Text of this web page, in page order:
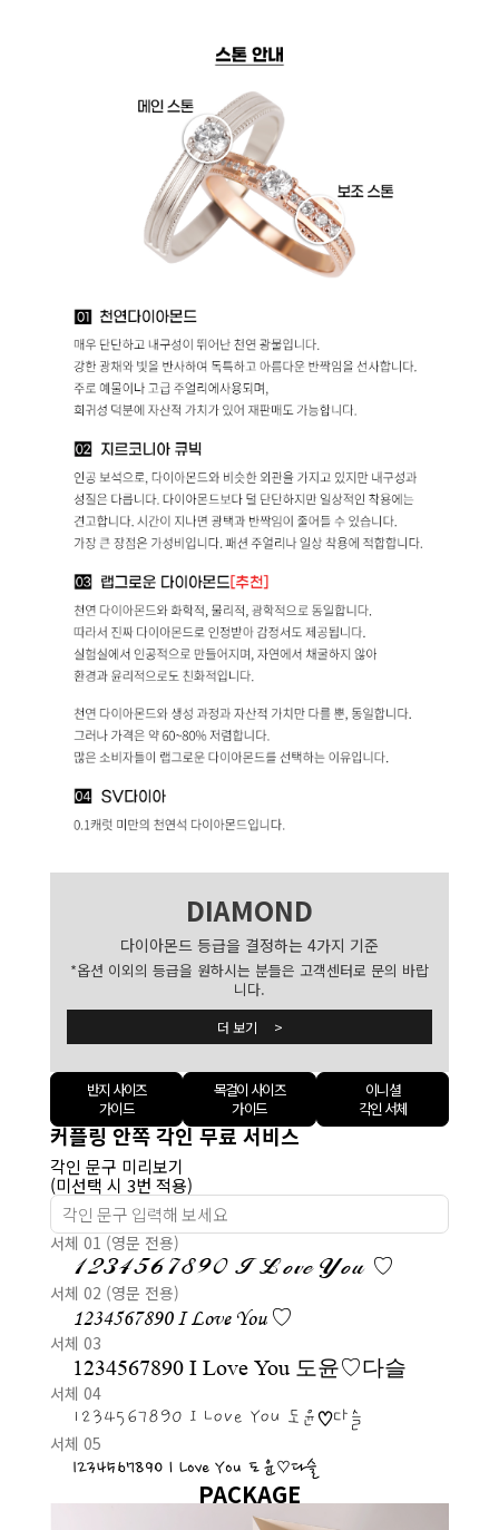
DIAMOND
다이아몬드 등급을 결정하는 4가지 기준
*옵션 이외의 등급을 원하시는 분들은 고객센터로 문의 바랍
니다.
더 보기 >
반지 사이즈
가이드
목걸이 사이즈
가이드
이니셜
각인 서체
커플링 안쪽 각인 무료 서비스
각인 문구 미리보기
(미선택 시 3번 적용)
서체 01 (영문 전용)
1234567890 I Love You ♡
서체 02 (영문 전용)
1234567890 I Love You ♡
서체 03
1234567890 I Love You 도윤♡다슬
서체 04
1234567890 I Love You 도윤♡다슬
서체 05
1234567890 I Love You 도윤♡다슬
PACKAGE